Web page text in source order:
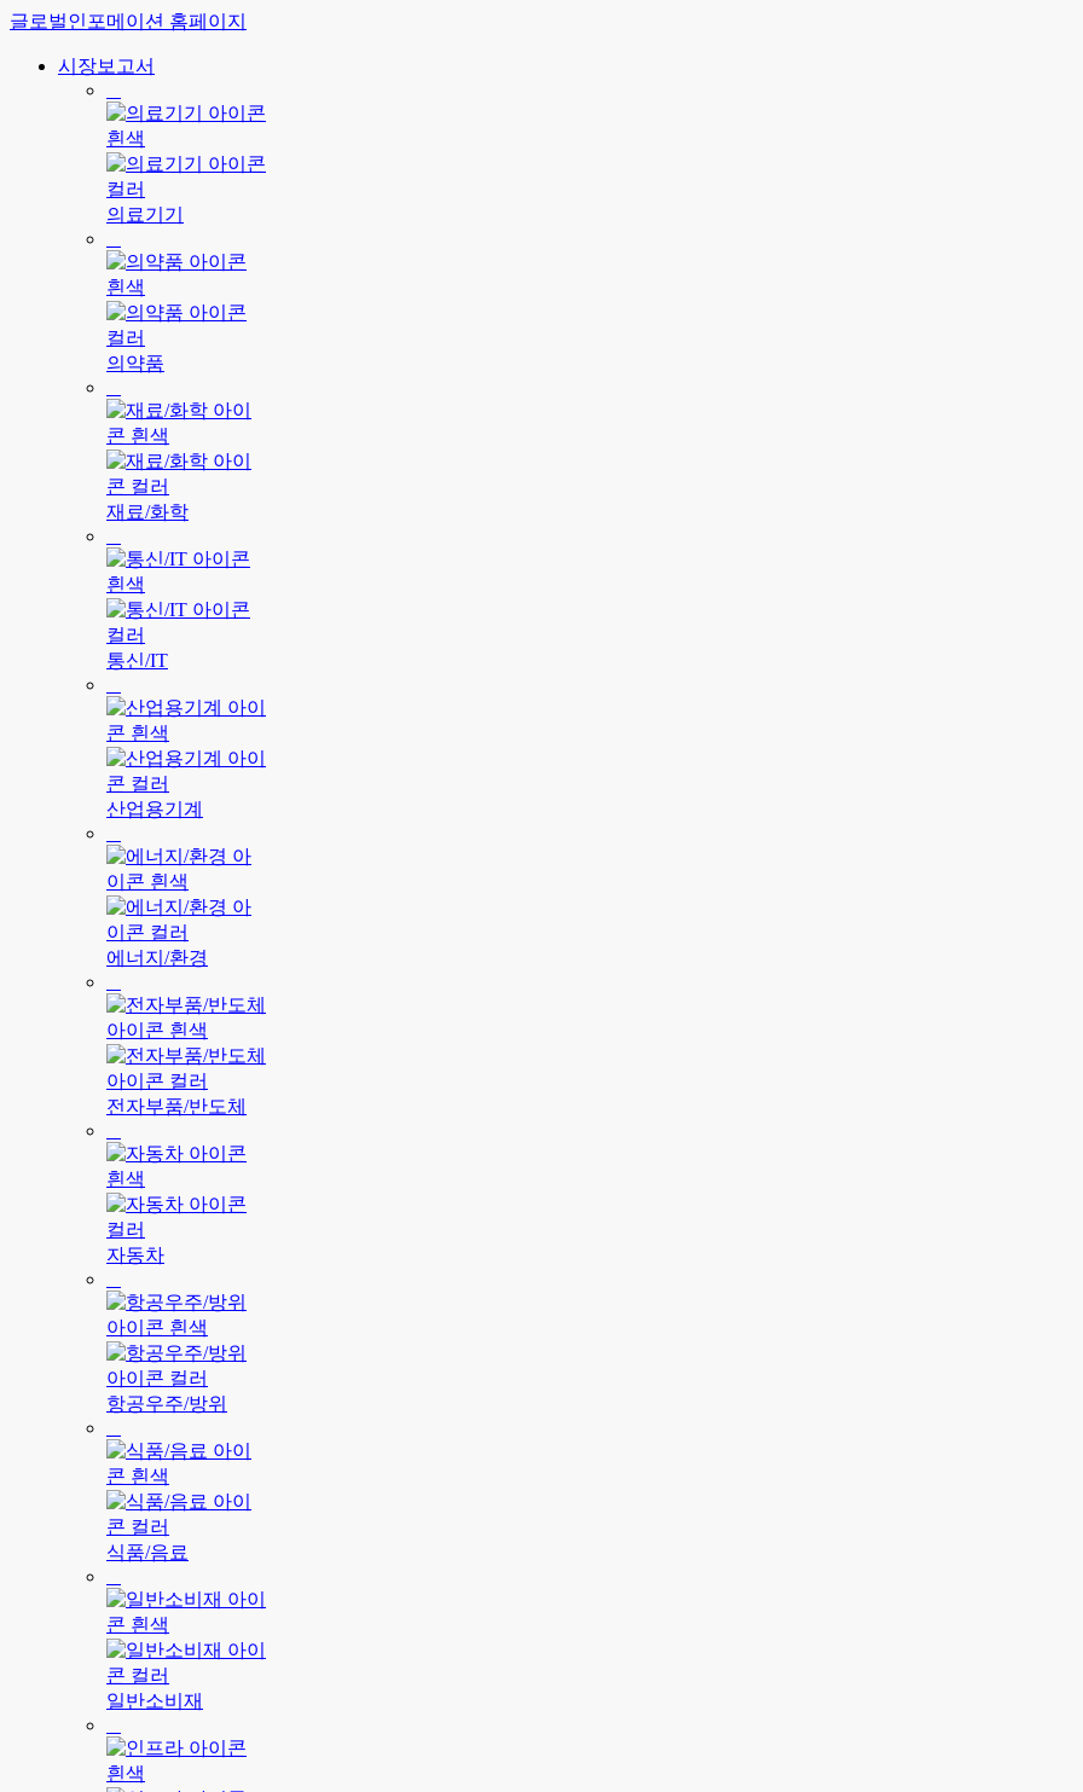
글로벌인포메이션 홈페이지
시장보고서
의료기기
의약품
재료/화학
통신/IT
산업용기계
에너지/환경
전자부품/반도체
자동차
항공우주/방위
식품/음료
일반소비재